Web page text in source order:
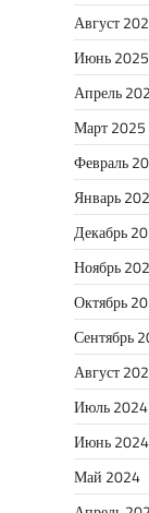
Август
Июнь 2025
Апрель
Март 2025
Февраль
Январь
Декабрь
Ноябрь
Октябрь
Сентябрь
Август
Июль 2024
Июнь 2024
Май 2024